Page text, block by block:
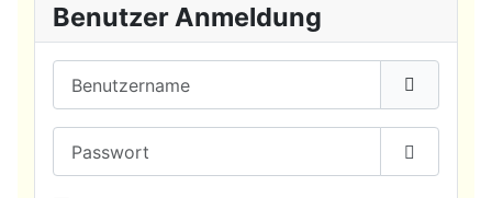
Benutzer Anmeldung
Passwort